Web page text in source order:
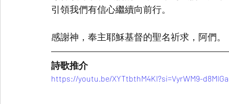
引領我們有信心繼續向前行。
感謝神，奉主耶穌基督的聖名祈求，阿們。
詩歌推介
https://youtu.be/XYTtbthM4KI?si=VyrWM9-